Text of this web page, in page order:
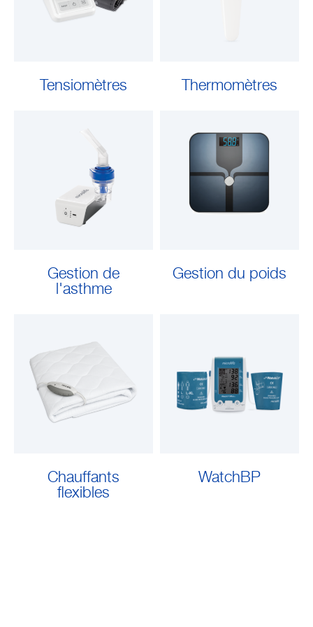
Entreprise
Tensiomètres Thermomètres
Gestion de
l'asthme
Gestion du poids
Chauffants
flexibles
WatchBP